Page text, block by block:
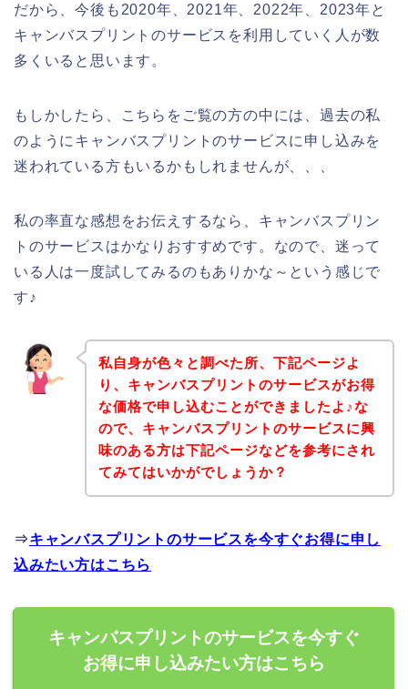
だから、今後も2020年、2021年、2022年、2023年と
キャンバスプリントのサービスを利用していく人が数
多くいると思います。
もしかしたら、こちらをご覧の方の中には、過去の私
のようにキャンバスプリントのサービスに申し込みを
迷われている方もいるかもしれませんが、、、
私の率直な感想をお伝えするなら、キャンバスプリン
トのサービスはかなりおすすめです。なので、迷って
いる人は一度試してみるのもありかな～という感じで
す♪
私自身が色々と調べた所、下記ページよ
り、キャンバスプリントのサービスがお得
な価格で申し込むことができましたよ♪な
ので、キャンバスプリントのサービスに興
味のある方は下記ページなどを参考にされ
てみてはいかがでしょうか？
⇒キャンバスプリントのサービスを今すぐお得に申し
込みたい方はこちら
キャンバスプリントのサービスを今すぐ
お得に申し込みたい方はこちら